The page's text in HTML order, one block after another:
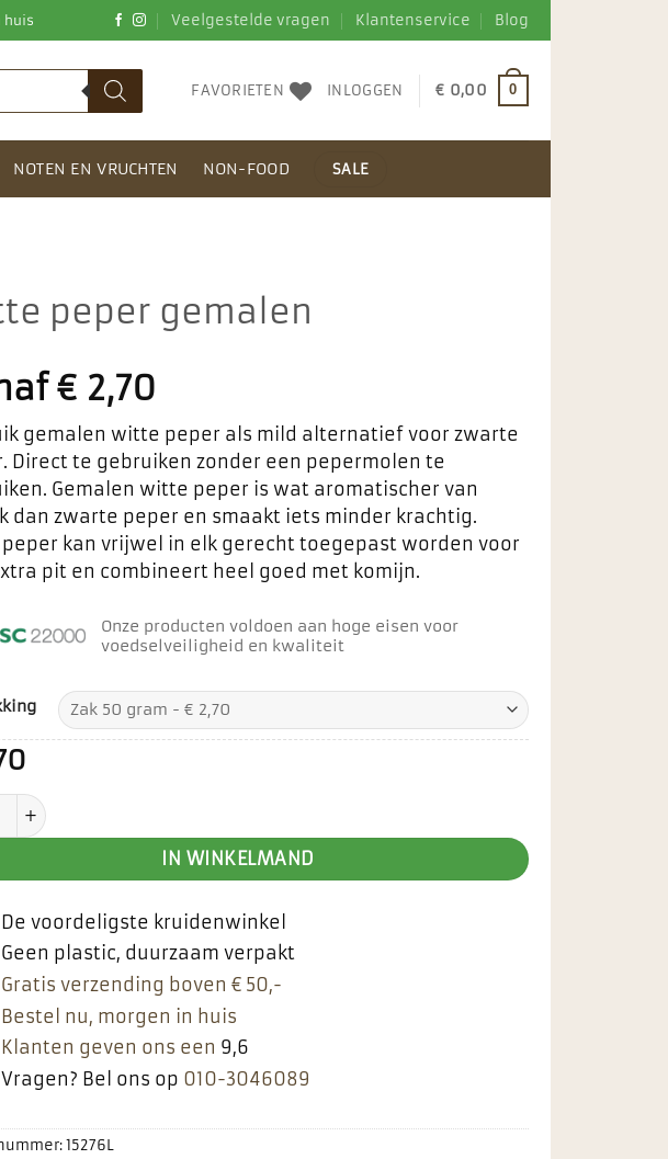
huis Veelgestelde vragen Klantenservice Blog
FAVORIETEN INLOGGEN € 0,00 0
NOTEN EN VRUCHTEN NON-FOOD SALE
peper gemalen
€2,70
gemalen witte peper als mild alternatief voor zwarte
Direct te gebruiken zonder een pepermolen te
Gemalen witte peper is wat aromatischer van
dan zwarte peper en smaakt iets minder krachtig.
kan vrijwel in elk gerecht toegepast worden voor
pit en combineert heel goed met komijn.
Onze producten voldoen aan hoge eisen voor
voedselveiligheid en kwaliteit
gemalen aantal
IN WINKELMAND
De voordeligste kruidenwinkel
Geen plastic, duurzaam verpakt
Gratis verzending boven € 50,-
Bestel nu, morgen in huis
Klanten geven ons een 9,6
Vragen? Bel ons op 010-3046089
15276L